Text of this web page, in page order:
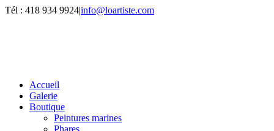
Passer
Tél : 418 934 9924|info@loartiste.com
Accueil
Galerie
Boutique
Peintures marines
Phares